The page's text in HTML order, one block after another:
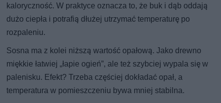
kaloryczność. W praktyce oznacza to, że buk i dąb oddają
dużo ciepła i potrafią dłużej utrzymać temperaturę po
rozpaleniu.
Sosna ma z kolei niższą wartość opałową. Jako drewno
miękkie łatwiej „łapie ogień”, ale też szybciej wypala się w
palenisku. Efekt? Trzeba częściej dokładać opał, a
temperatura w pomieszczeniu bywa mniej stabilna.